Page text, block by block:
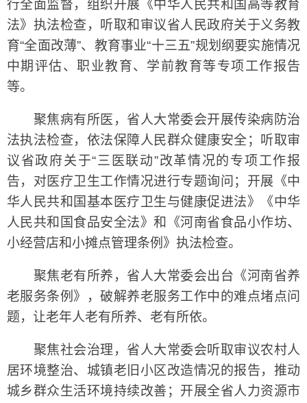
行全面监督，组织开展《中华人民共和国高等教育
法》执法检查，听取和审议省人民政府关于义务教
育“全面改薄”、教育事业“十三五”规划纲要实施情况
中期评估、职业教育、学前教育等专项工作报告
等。
聚焦病有所医，省人大常委会开展传染病防治
法执法检查，依法保障人民群众健康安全；听取审
议省政府关于“三医联动”改革情况的专项工作报
告，对医疗卫生工作情况进行专题询问；开展《中
华人民共和国基本医疗卫生与健康促进法》《中华
人民共和国食品安全法》和《河南省食品小作坊、
小经营店和小摊点管理条例》执法检查。
聚焦老有所养，省人大常委会出台《河南省养
老服务条例》，破解养老服务工作中的难点堵点问
题，让老年人老有所养、老有所依。
聚焦社会治理，省人大常委会听取审议农村人
居环境整治、城镇老旧小区改造情况的报告，推动
城乡群众生活环境持续改善；开展全省人力资源市